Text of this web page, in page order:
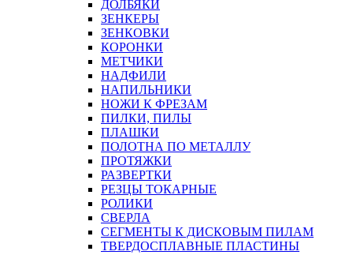
ДОЛБЯКИ
ЗЕНКЕРЫ
ЗЕНКОВКИ
КОРОНКИ
МЕТЧИКИ
НАДФИЛИ
НАПИЛЬНИКИ
НОЖИ К ФРЕЗАМ
ПИЛКИ, ПИЛЫ
ПЛАШКИ
ПОЛОТНА ПО МЕТАЛЛУ
ПРОТЯЖКИ
РАЗВЕРТКИ
РЕЗЦЫ ТОКАРНЫЕ
РОЛИКИ
СВЕРЛА
СЕГМЕНТЫ К ДИСКОВЫМ ПИЛАМ
ТВЕРДОСПЛАВНЫЕ ПЛАСТИНЫ